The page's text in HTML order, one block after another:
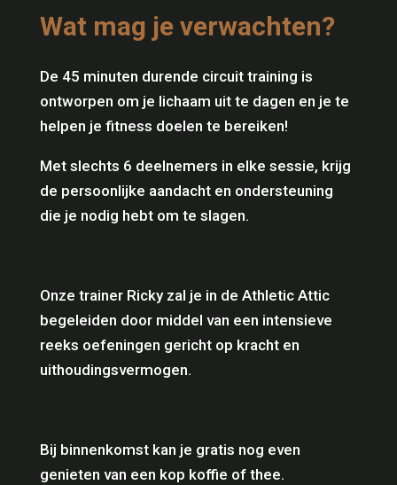
Wat mag je verwachten?
De 45 minuten durende circuit training is
ontworpen om je lichaam uit te dagen en je te
helpen je fitness doelen te bereiken!
Met slechts 6 deelnemers in elke sessie, krijg
de persoonlijke aandacht en ondersteuning
die je nodig hebt om te slagen.
Onze trainer Ricky zal je in de Athletic Attic
begeleiden door middel van een intensieve
reeks oefeningen gericht op kracht en
uithoudingsvermogen.
Bij binnenkomst kan je gratis nog even
genieten van een kop koffie of thee.